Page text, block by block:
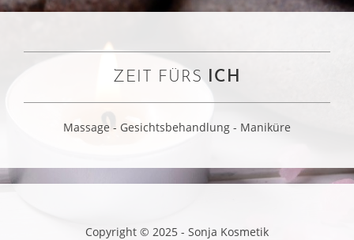
ZEIT FÜRS ICH
Massage - Gesichtsbehandlung - Maniküre
Copyright © 2025 - Sonja Kosmetik